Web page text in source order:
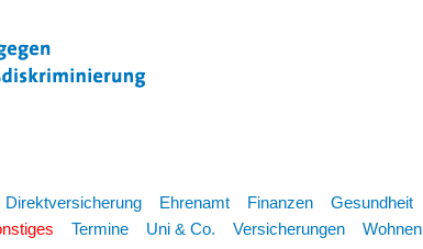
Direktversicherung Ehrenamt Finanzen Gesundheit
Termine Uni & Co. Versicherungen Wohnen